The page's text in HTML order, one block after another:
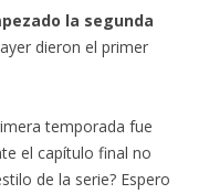
la segunda
dieron el primer
temporada fue
el capítulo final no
de la serie? Espero